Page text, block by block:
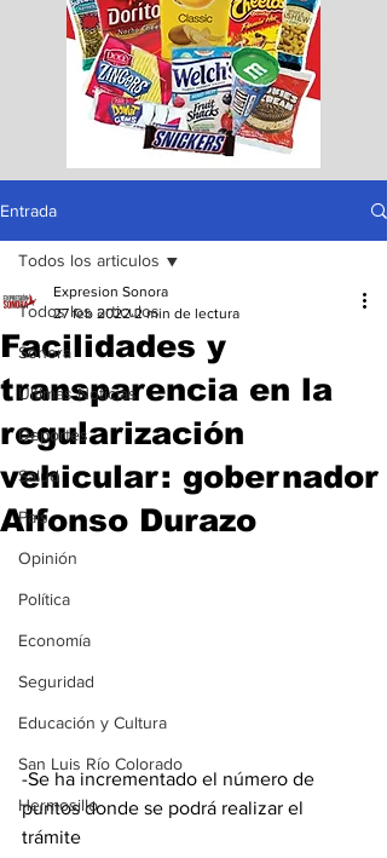
Entrada
Todos los articulos
Sonora
Ultimas Noticias
Deportes
Salud
País
Opinión
Política
Economía
Seguridad
Educación y Cultura
San Luis Río Colorado
Hermosillo
Todos los articulos
Facilidades y
transparencia en la
regularización
vehicular: gobernador
Alfonso Durazo
Expresion Sonora
27 feb 2022 2 min de lectura
-Se ha incrementado el número de
puntos donde se podrá realizar el
trámite